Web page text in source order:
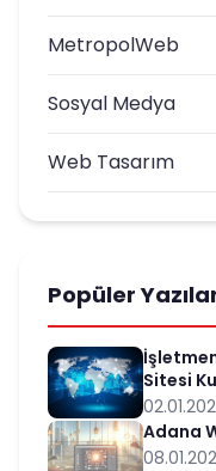
MetropolWeb
Sosyal Medya
Web Tasarım
Popüler
Sitesi
Adana